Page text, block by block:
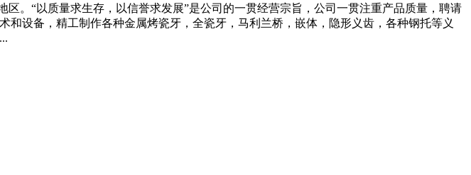
。“以质量求生存，以信誉求发展”是公司的一贯经营宗旨，公司一贯注重产品质量，聘请
设备，精工制作各种金属烤瓷牙，全瓷牙，马利兰桥，嵌体，隐形义齿，各种钢托等义